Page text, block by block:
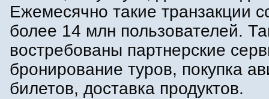
Ежемесячно такие транзакции
более 14 млн пользователей.
востребованы партнерские
бронирование туров, покупка
билетов, доставка продуктов.